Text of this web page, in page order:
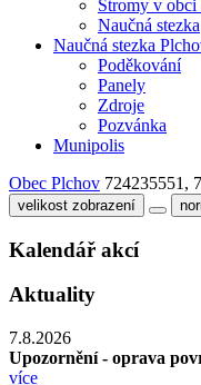
Stromy v obci
Naučná stezka
Naučná stezka
Poděkování
Panely
Zdroje
Pozvánka
Munipolis
Obec Plchov 724235551,
velikost zobrazení
Kalendář akcí
Aktuality
7.8.2026
Upozornění - oprava
více